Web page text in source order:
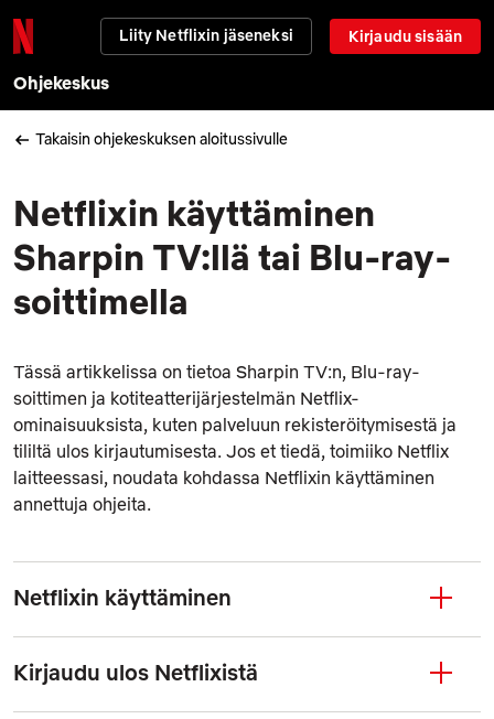
Liity Netflixin jäseneksi Kirjaudu sisään
Ohjekeskus
Takaisin ohjekeskuksen aloitussivulle
Netflixin käyttäminen
Sharpin TV:llä tai Blu-ray-
soittimella
Tässä artikkelissa on tietoa Sharpin TV:n, Blu-ray-
soittimen ja kotiteatterijärjestelmän Netflix-
ominaisuuksista, kuten palveluun rekisteröitymisestä ja
tililtä ulos kirjautumisesta. Jos et tiedä, toimiiko Netflix
laitteessasi, noudata kohdassa Netflixin käyttäminen
annettuja ohjeita.
Netflixin käyttäminen
Kirjaudu ulos Netflixistä